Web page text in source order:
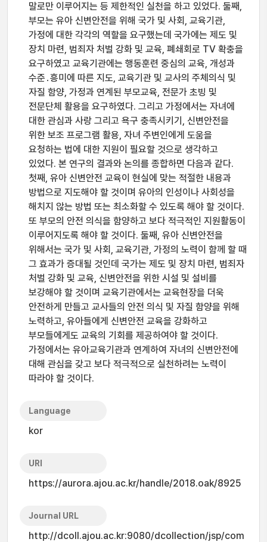
말로만 이루어지는 등 제한적인 실천을 하고 있었다. 둘째,
부모는 유아 신변안전을 위해 국가 및 사회, 교육기관,
가정에 대한 각각의 역할을 요구했는데 국가에는 제도 및
장치 마련, 범죄자 처벌 강화 및 교육, 폐쇄회로 TV 확충을
요구하였고 교육기관에는 행동훈련 중심의 교육, 개성과
수준․흥미에 따른 지도, 교육기관 및 교사의 주체의식 및
자질 함양, 가정과 연계된 부모교육, 전문가 초빙 및
전문단체 활용을 요구하였다. 그리고 가정에서는 자녀에
대한 관심과 사랑 그리고 욕구 충족시키기, 신변안전을
위한 보조 프로그램 활용, 자녀 주변인에게 도움을
요청하는 법에 대한 지원이 필요할 것으로 생각하고
있었다. 본 연구의 결과와 논의를 종합하면 다음과 같다.
첫째, 유아 신변안전 교육이 현실에 맞는 적절한 내용과
방법으로 지도해야 할 것이며 유아의 인성이나 사회성을
해치지 않는 방법 또는 최소화할 수 있도록 해야 할 것이다.
또 부모의 안전 의식을 함양하고 보다 적극적인 지원활동이
이루어지도록 해야 할 것이다. 둘째, 유아 신변안전을
위해서는 국가 및 사회, 교육기관, 가정의 노력이 함께 할 때
그 효과가 증대될 것인데 국가는 제도 및 장치 마련, 범죄자
처벌 강화 및 교육, 신변안전을 위한 시설 및 설비를
보강해야 할 것이며 교육기관에서는 교육현장을 더욱
안전하게 만들고 교사들의 안전 의식 및 자질 함양을 위해
노력하고, 유아들에게 신변안전 교육을 강화하고
부모들에게도 교육의 기회를 제공하여야 할 것이다.
가정에서는 유아교육기관과 연계하여 자녀의 신변안전에
대해 관심을 갖고 보다 적극적으로 실천하려는 노력이
따라야 할 것이다.
Language
kor
URI
https://aurora.ajou.ac.kr/handle/2018.oak/8925
Journal URL
http://dcoll.ajou.ac.kr:9080/dcollection/jsp/com